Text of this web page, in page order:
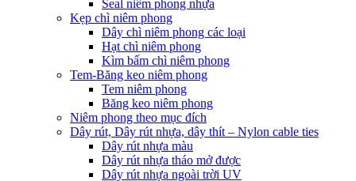
Seal niêm phong nhựa
Kẹp chì niêm phong
Dây chì niêm phong các loại
Hạt chì niêm phong
Kìm bấm chì niêm phong
Tem-Băng keo niêm phong
Tem niêm phong
Băng keo niêm phong
Niêm phong theo mục đích
Dây rút, Dây rút nhựa, dây thít – Nylon cable ties
Dây rút nhựa màu
Dây rút nhựa tháo mở được
Dây rút nhựa ngoài trời UV